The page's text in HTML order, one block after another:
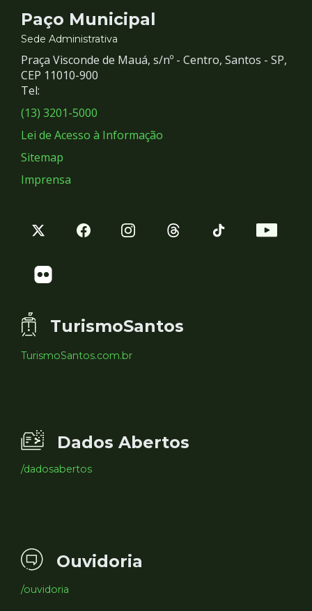
Contato
e
Redes
Sociais
Paço Municipal
Sede Administrativa
Praça Visconde de Mauá, s/nº - Centro, Santos - SP,
CEP 11010-900
Tel:
(13) 3201-5000
Lei de Acesso à Informação
Sitemap
Imprensa
TurismoSantos
TurismoSantos.com.br
Dados Abertos
/dadosabertos
Ouvidoria
/ouvidoria